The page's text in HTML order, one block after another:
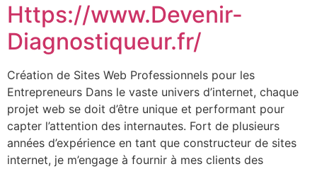
Https://www.Devenir-
Diagnostiqueur.fr/
Création de Sites Web Professionnels pour les
Entrepreneurs Dans le vaste univers d’internet, chaque
projet web se doit d’être unique et performant pour
capter l’attention des internautes. Fort de plusieurs
années d’expérience en tant que constructeur de sites
internet, je m’engage à fournir à mes clients des